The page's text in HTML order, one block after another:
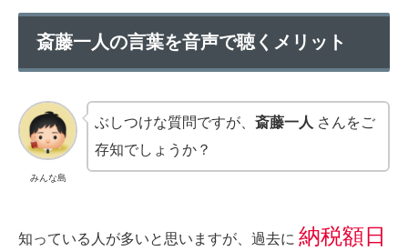
斎藤一人の言葉を音声で聴くメリット
みんな島
ぶしつけな質問ですが、斎藤一人 さんをご
存知でしょうか？
知っている人が多いと思いますが、過去に 納税額日